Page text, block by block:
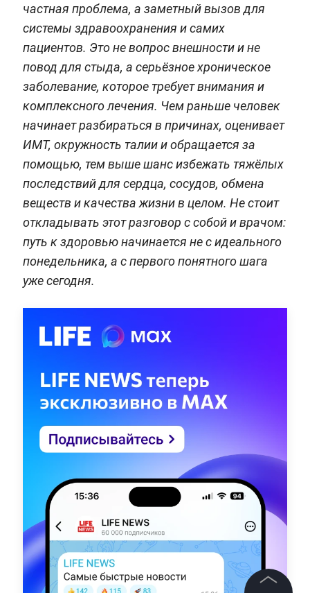
частная проблема, а заметный вызов для
системы здравоохранения и самих
пациентов. Это не вопрос внешности и не
повод для стыда, а серьёзное хроническое
заболевание, которое требует внимания и
комплексного лечения. Чем раньше человек
начинает разбираться в причинах, оценивает
ИМТ, окружность талии и обращается за
помощью, тем выше шанс избежать тяжёлых
последствий для сердца, сосудов, обмена
веществ и качества жизни в целом. Не стоит
откладывать этот разговор с собой и врачом:
путь к здоровью начинается не с идеального
понедельника, а с первого понятного шага
уже сегодня.